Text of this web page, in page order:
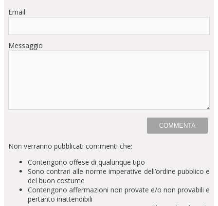
Email
Messaggio
Non verranno pubblicati commenti che:
Contengono offese di qualunque tipo
Sono contrari alle norme imperative dell’ordine pubblico e
del buon costume
Contengono affermazioni non provate e/o non provabili e
pertanto inattendibili